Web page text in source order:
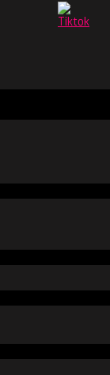
Youtube
Channel